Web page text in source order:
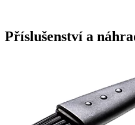
Příslušenství a